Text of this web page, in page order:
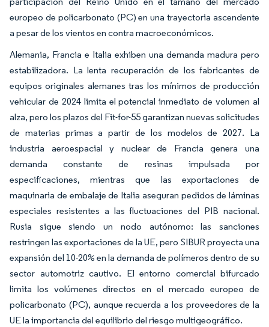
europeo de policarbonato (PC) en una trayectoria ascendente
a pesar de los vientos en contra macroeconómicos.
Alemania, Francia e Italia exhiben una demanda madura pero
estabilizadora. La lenta recuperación de los fabricantes de
equipos originales alemanes tras los mínimos de producción
vehicular de 2024 limita el potencial inmediato de volumen al
alza, pero los plazos del Fit-for-55 garantizan nuevas solicitudes
de materias primas a partir de los modelos de 2027. La
industria aeroespacial y nuclear de Francia genera una
demanda constante de resinas impulsada por
especificaciones, mientras que las exportaciones de
maquinaria de embalaje de Italia aseguran pedidos de láminas
especiales resistentes a las fluctuaciones del PIB nacional.
Rusia sigue siendo un nodo autónomo: las sanciones
restringen las exportaciones de la UE, pero SIBUR proyecta una
expansión del 10-20% en la demanda de polímeros dentro de su
sector automotriz cautivo. El entorno comercial bifurcado
limita los volúmenes directos en el mercado europeo de
policarbonato (PC), aunque recuerda a los proveedores de la
UE la importancia del equilibrio del riesgo multigeográfico.